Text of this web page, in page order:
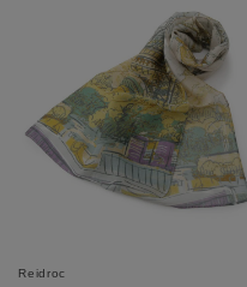
Reidroc